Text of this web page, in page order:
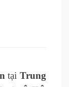
tạiTrung